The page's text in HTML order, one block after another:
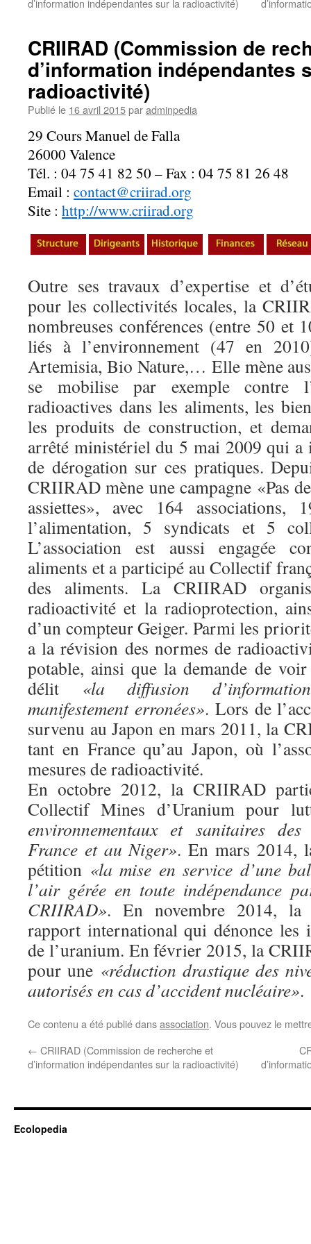
d’information indépendantes sur la radioactivité)
CRIIRAD (Commission de
d’information indépendantes
radioactivité)
Publié le 16 avril 2015paradminpedia
29 Cours Manuel de Falla
26000 Valence
Tél. : 04 75 41 82 50 – Fax : 04 75 81 26 48
Email : contact@criirad.org
Site : http://www.criirad.org
Outre ses travaux d’expertise et
pour les collectivités locales, la
nombreuses conférences (entre 50 et
liés à l’environnement (47 en
Artemisia, Bio Nature,… Elle mène
se mobilise par exemple contre
radioactives dans les aliments, les
les produits de construction, et
arrêté ministériel du 5 mai 2009 qui a
de dérogation sur ces pratiques.
CRIIRAD mène une campagne «Pas
assiettes», avec 164 associations,
l’alimentation, 5 syndicats et 5
L’association est aussi engagée
aliments et a participé au Collectif
des aliments. La CRIIRAD
radioactivité et la radioprotection,
d’un compteur Geiger. Parmi les
a la révision des normes de
potable, ainsi que la demande de
délit «la diffusion
manifestement erronées». Lors de
survenu au Japon en mars 2011, la
tant en France qu’au Japon, où
mesures de radioactivité.
En octobre 2012, la CRIIRAD
Collectif Mines d’Uranium pour
environnementaux et sanitaires
France et au Niger». En mars 2014,
pétition «la mise en service d’une
l’air gérée en toute indépendance
CRIIRAD». En novembre 2014,
rapport international qui dénonce les
de l’uranium. En février 2015, la
pour une «réduction drastique des
autorisés en cas d’accident nucléaire».
Ce contenu a été publié dansassociation. Vous pouvez le
← CRIIRAD (Commission de recherche et
d’information indépendantes sur la radioactivité)
Ecolopedia